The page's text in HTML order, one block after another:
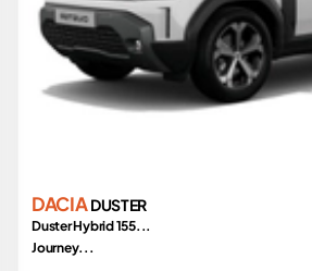
DACIADUSTER
Duster Hybrid 155...
Journey...